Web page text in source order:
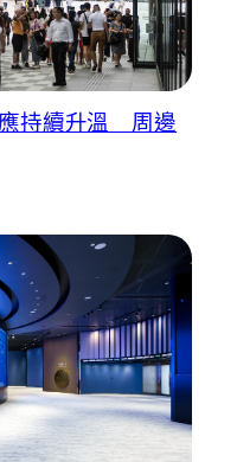
持續升溫 周邊